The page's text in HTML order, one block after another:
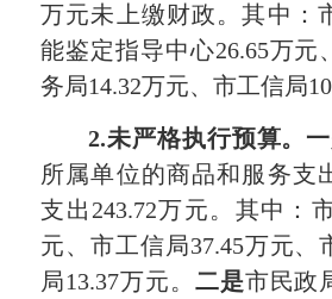
万元未上缴财政。其中：
能鉴定指导中心26.65万元
务局14.32万元、市工信局
2.未严格执行预算。
所属单位的商品和服务支
支出243.72万元。其中：
元、市工信局37.45万元、
局13.37万元。 二是市民政